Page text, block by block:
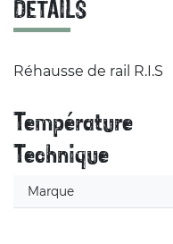
DÉTAILS
Réhausse de rail R.I.S
Température
Technique
Marque